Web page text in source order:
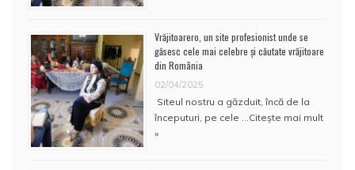
Vrăjitoarero, un site profesionist unde se
găsesc cele mai celebre și căutate vrăjitoare
din România
02/04/2025
Siteul nostru a găzduit, încă de la
începuturi, pe cele …Citește mai mult
»